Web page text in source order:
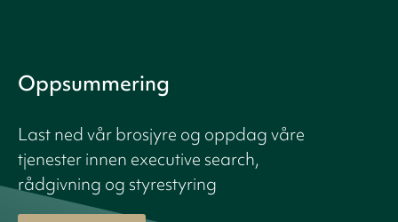
Oppsummering
Last ned vår brosjyre og oppdag våre
tjenester innen executive search,
rådgivning og styrestyring